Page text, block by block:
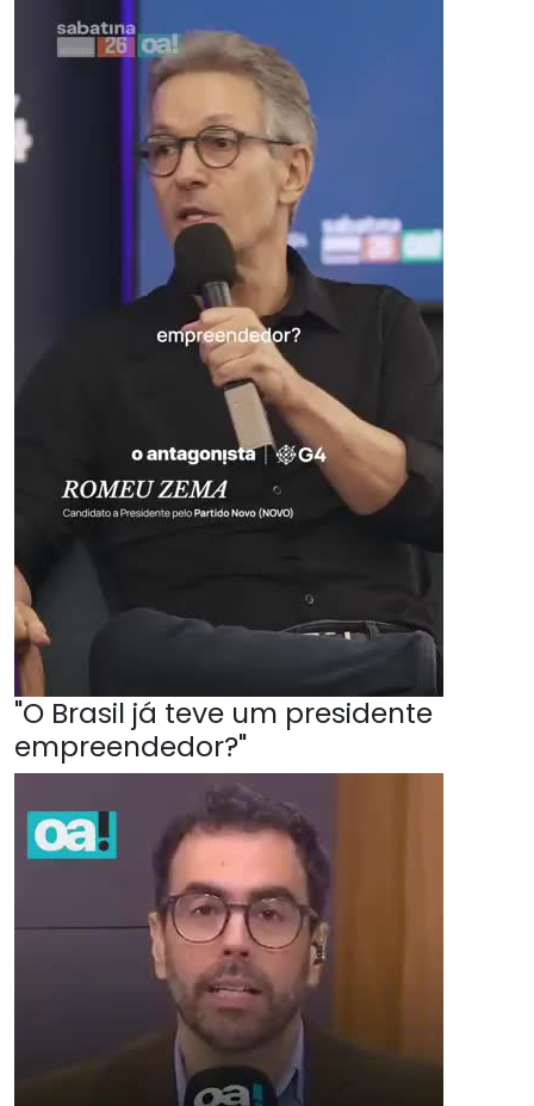
"O Brasil já teve um presidente
empreendedor?"